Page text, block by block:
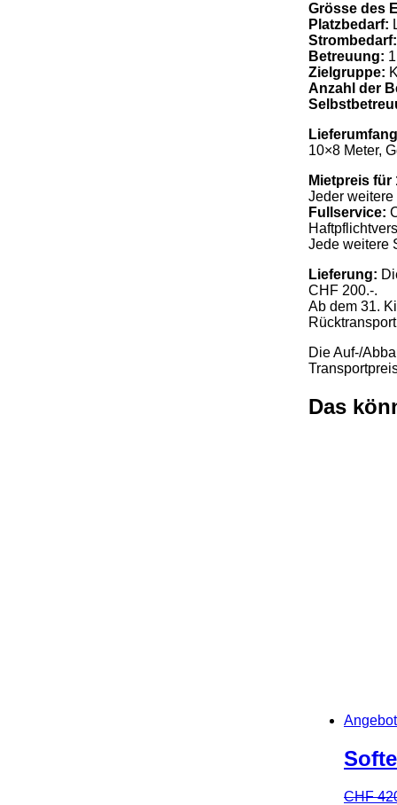
Grösse des
Platzbedarf:
Strombedarf:
Betreuung:
Zielgruppe:
Anzahl der
10×8 Meter,
Mietpreis für
Jeder
Fullservice:
Jede weitere
Lieferung:
CHF 200.-.
Ab dem 31.
Die Auf-/
Das
CHF